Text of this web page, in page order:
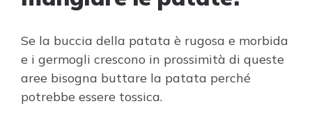
Se la buccia della patata è rugosa e morbida
e i germogli crescono in prossimità di queste
aree bisogna buttare la patata perché
potrebbe essere tossica.